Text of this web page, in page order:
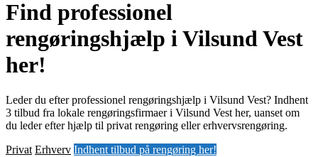
Find professionel
rengøringshjælp i Vilsund Vest
her!
Leder du efter professionel rengøringshjælp i Vilsund Vest? Indhent
3 tilbud fra lokale rengøringsfirmaer i Vilsund Vest her, uanset om
du leder efter hjælp til privat rengøring eller erhvervsrengøring.
Privat Erhverv Indhent tilbud på rengøring her!